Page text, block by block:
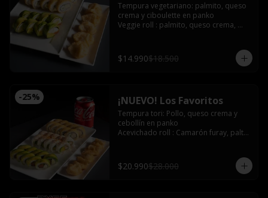
Tempura vegetariano: palmito, queso
crema y ciboulette en panko
Veggie roll : palmito, queso crema,
Gyozas de champiñón queso
$14.990$18.500
-25% ¡NUEVO! Los Favoritos
Tempura tori: Pollo, queso crema y
cebollín en panko
Acevichado roll : Camarón furay, palta,
Avocado sake : Salmón, queso crema y
ciboulette envuelto en palta
$20.990$28.000